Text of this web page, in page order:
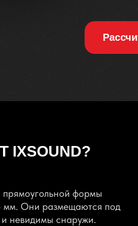
прямоугольной формы
мм. Они размещаются под
невидимы снаружи.